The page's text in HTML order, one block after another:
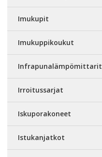
Imukupit
Imukuppikoukut
Infrapunalämpömittarit
Irroitussarjat
Iskuporakoneet
Istukanjatkot